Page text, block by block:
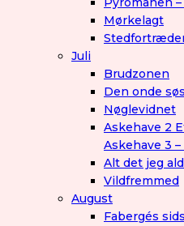
Mørkelagt
Juli
Brudzonen
Den onde
Nøglevidnet
Askehave 2
Askehave 3
Alt det jeg
Vildfremmed
August
Fabergés